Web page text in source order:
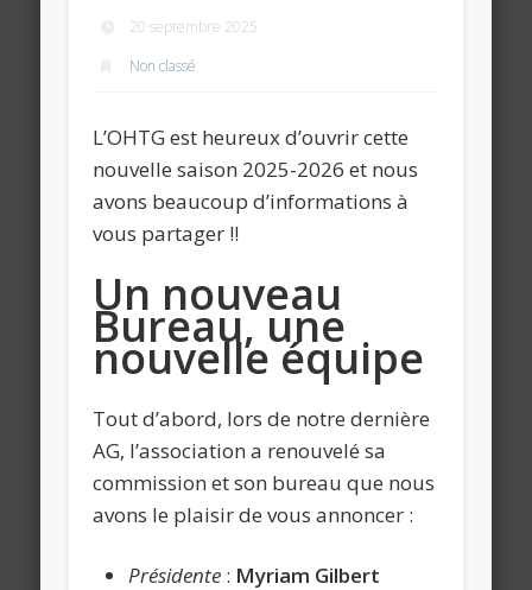
20 septembre 2025
Non classé
L’OHTG est heureux d’ouvrir cette
nouvelle saison 2025-2026 et nous
avons beaucoup d’informations à
vous partager !!
Un nouveau
Bureau, une
nouvelle équipe
Tout d’abord, lors de notre dernière
AG, l’association a renouvelé sa
commission et son bureau que nous
avons le plaisir de vous annoncer :
Présidente : Myriam Gilbert